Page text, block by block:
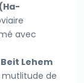
avec
Beit Lehem
mutlitude de